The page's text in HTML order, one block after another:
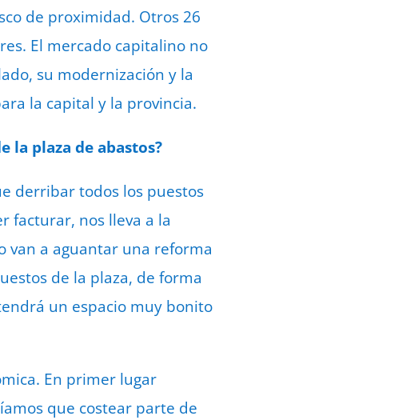
de proximidad. Otros 26
El mercado capitalino no
su modernización y la
la capital y la provincia.
la plaza de abastos?
derribar todos los puestos
facturar, nos lleva a la
van a aguantar una reforma
de la plaza, de forma
un espacio muy bonito
En primer lugar
que costear parte de